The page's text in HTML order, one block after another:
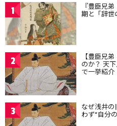
1 『豊臣兄
期と「辞
2 【豊臣兄
のか？ 天
で一挙紹介
3 なぜ浅井
わず“自分